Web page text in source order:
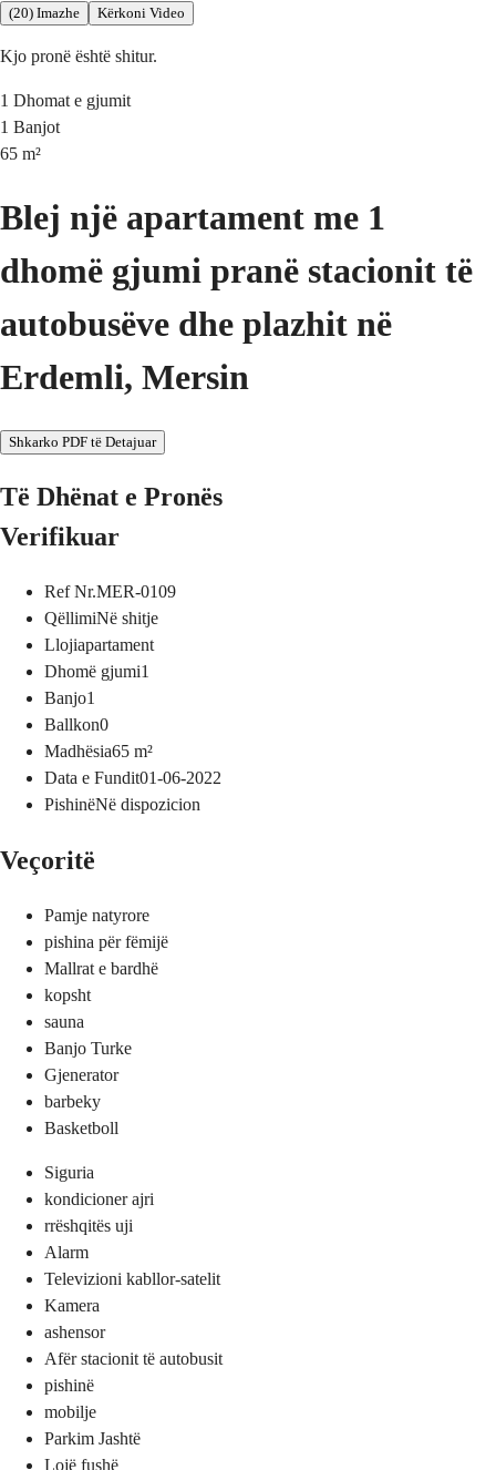
(20) Imazhe Kërkoni Video
Kjo pronë është shitur.
1 Dhomat e gjumit
1 Banjot
65 m²
Blej një apartament me 1
dhomë gjumi pranë stacionit të
autobusëve dhe plazhit në
Erdemli, Mersin
Shkarko PDF të Detajuar
Të Dhënat e Pronës
Verifikuar
Ref Nr.MER-0109
QëllimiNë shitje
Llojiapartament
Dhomë gjumi1
Banjo1
Ballkon0
Madhësia65 m²
Data e Fundit01-06-2022
PishinëNë dispozicion
Veçoritë
Pamje natyrore
pishina për fëmijë
Mallrat e bardhë
kopsht
sauna
Banjo Turke
Gjenerator
barbeky
Basketboll
Siguria
kondicioner ajri
rrëshqitës uji
Alarm
Televizioni kabllor-satelit
Kamera
ashensor
Afër stacionit të autobusit
pishinë
mobilje
Parkim Jashtë
Lojë fushë